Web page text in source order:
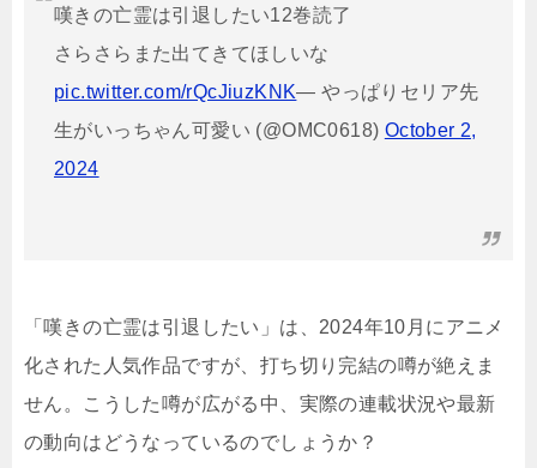
嘆きの亡霊は引退したい12巻読了
さらさらまた出てきてほしいな
pic.twitter.com/rQcJiuzKNK— やっぱりセリア先
生がいっちゃん可愛い (@OMC0618) October 2,
2024
「嘆きの亡霊は引退したい」は、2024年10月にアニメ
化された人気作品ですが、打ち切り完結の噂が絶えま
せん。こうした噂が広がる中、実際の連載状況や最新
の動向はどうなっているのでしょうか？